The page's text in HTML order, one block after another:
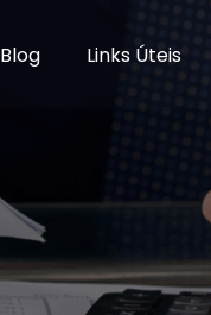
Blog Links Úteis